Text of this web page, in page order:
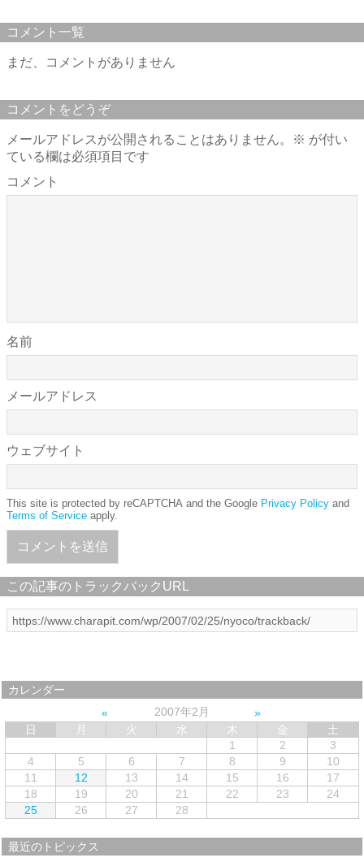
コメント一覧
まだ、コメントがありません
コメントをどうぞ
メールアドレスが公開されることはありません。 ※ が付い
ている欄は必須項目です
コメント
名前
メールアドレス
ウェブサイト
This site is protected by reCAPTCHA and the Google Privacy Policy and
Terms of Service apply.
この記事のトラックバックURL
カレンダー
2007年2月
日
月 火 水 木 金
土
1
2
3
4
5 6 7 8 9
10
11
12 13 14 15 16
17
18
19 20 21 22 23
24
25
26 27 28
最近のトピックス